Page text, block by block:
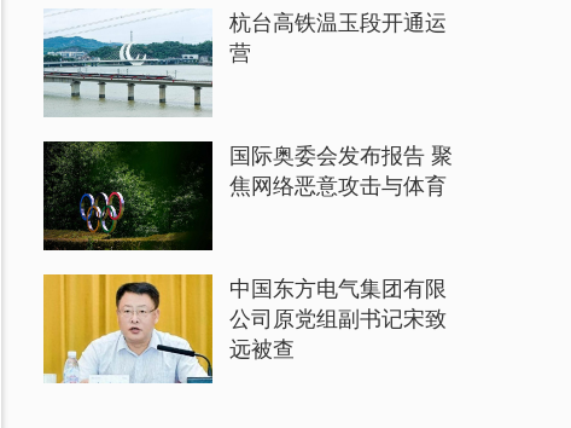
杭台高铁温玉段开通运
营
国际奥委会发布报告 聚
焦网络恶意攻击与体育
中国东方电气集团有限
公司原党组副书记宋致
远被查